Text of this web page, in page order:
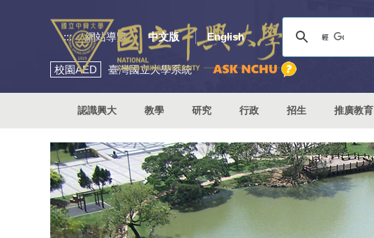
::: 網站導覽 中文版 English
校園AED 臺灣國立大學系統
認識興大 教學 研究 行政 招生 推廣教育